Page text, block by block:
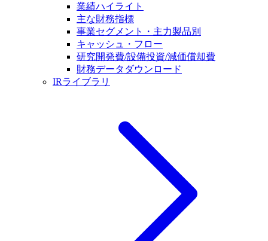
業績ハイライト
主な財務指標
事業セグメント・主力製品別
キャッシュ・フロー
研究開発費/設備投資/減価償却費
財務データダウンロード
IRライブラリ